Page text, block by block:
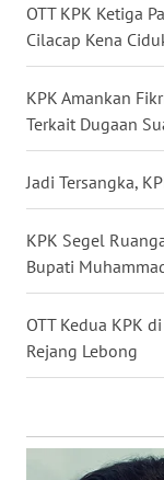
OTT KPK Ketiga
Cilacap Kena
KPK Amankan
Terkait Dugaan
Jadi Tersangka,
KPK Segel
Bupati
OTT Kedua KPK
Rejang Lebong
SULUT
MALUKU
MALUT
WN
DAIRI
WN
DANAU
TOBA
NIAS